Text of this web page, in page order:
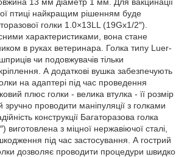
птиці найкращим рішенням буде
голки 1.0×13LL (19Gх1/2″).
характеристиками, вона стане
в руках ветеринара. Голка типу Luer-
чи подовжувачів тільки
А додаткові вушка забезпечують
на адаптері під час проведення
плюс голки - велика втулка - її розмір
зручно проводити маніпуляції з голками
конструкції Багаторазова голка
виготовлена з міцної нержавіючої сталі,
під час застосування. А гострий
дозволяє проводити процедури швидко